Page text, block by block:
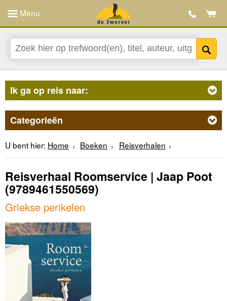
Menu
Ik ga op reis naar:
Categorieën
U bent hier: Home Boeken Reisverhalen
Reisverhaal Roomservice | Jaap Poot
(9789461550569)
Griekse perikelen